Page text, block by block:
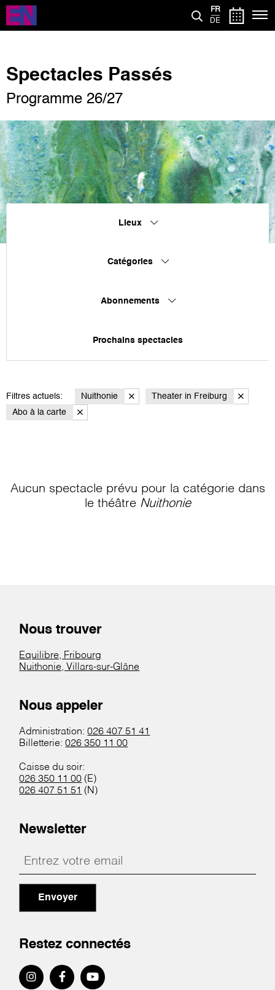
Aller
contenu
FR
DE
Spectacles Passés
Programme 26/27
Lieux
Catégories
Abonnements
Prochains spectacles
Filtres actuels: Nuithonie
Theater in Freiburg
Abo à la carte
Aucun spectacle prévu pour la catégorie dans
le théâtre Nuithonie
Nous trouver
Equilibre, Fribourg
Nuithonie, Villars-sur-Glâne
Nous appeler
Administration:026 407 51 41
Billetterie:026 350 11 00
Caisse du soir:
026 350 11 00 (E)
026 407 51 51 (N)
Newsletter
Envoyer
Restez connectés